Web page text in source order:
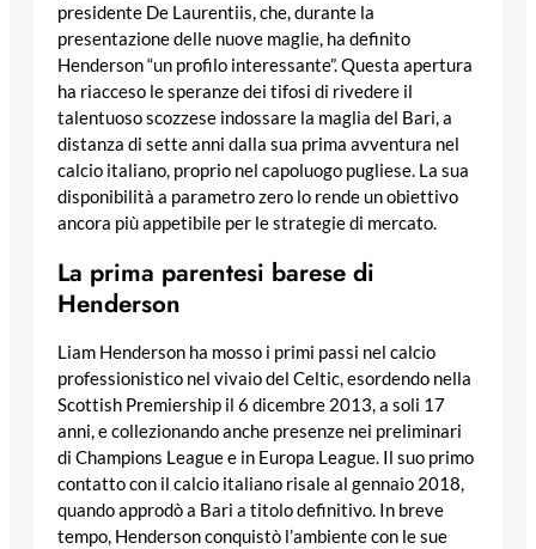
presidente De Laurentiis, che, durante la
presentazione delle nuove maglie, ha definito
Henderson “un profilo interessante”. Questa apertura
ha riacceso le speranze dei tifosi di rivedere il
talentuoso scozzese indossare la maglia del Bari, a
distanza di sette anni dalla sua prima avventura nel
calcio italiano, proprio nel capoluogo pugliese. La sua
disponibilità a parametro zero lo rende un obiettivo
ancora più appetibile per le strategie di mercato.
La prima parentesi barese di
Henderson
Liam Henderson ha mosso i primi passi nel calcio
professionistico nel vivaio del Celtic, esordendo nella
Scottish Premiership il 6 dicembre 2013, a soli 17
anni, e collezionando anche presenze nei preliminari
di Champions League e in Europa League. Il suo primo
contatto con il calcio italiano risale al gennaio 2018,
quando approdò a Bari a titolo definitivo. In breve
tempo, Henderson conquistò l’ambiente con le sue